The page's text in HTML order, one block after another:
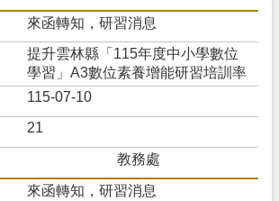
來函轉知，研習消息
提升雲林縣「115年度中小學數位
學習」A3數位素養增能研習培訓率
115-07-10
21
教務處
來函轉知，研習消息